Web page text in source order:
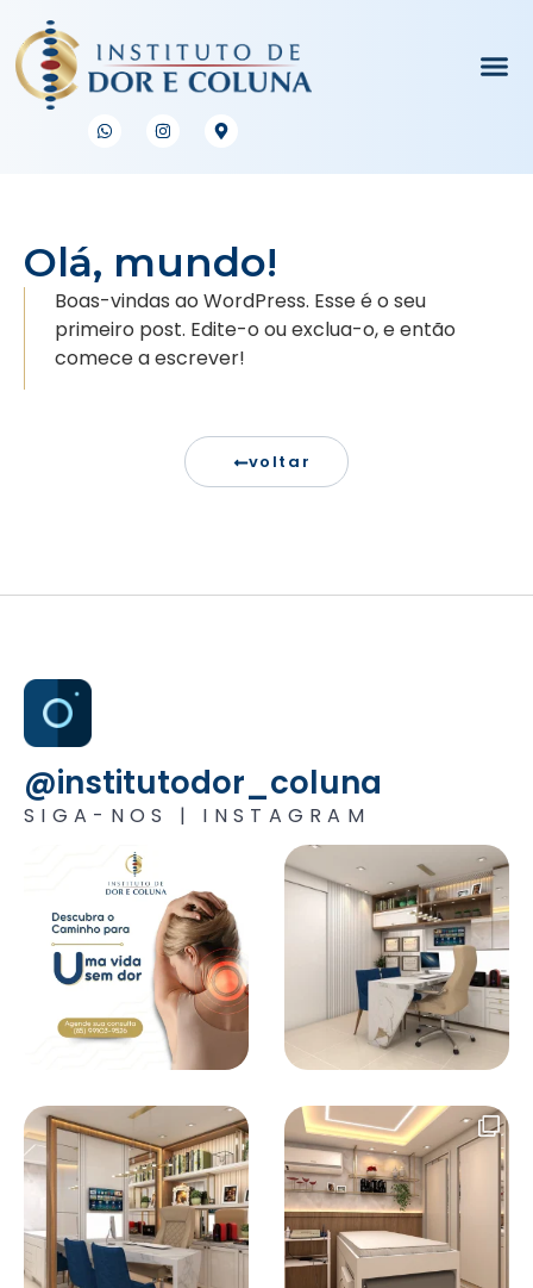
Olá, mundo!
Boas-vindas ao WordPress. Esse é o seu
primeiro post. Edite-o ou exclua-o, e então
comece a escrever!
voltar
@institutodor_coluna
SIGA-NOS | INSTAGRAM